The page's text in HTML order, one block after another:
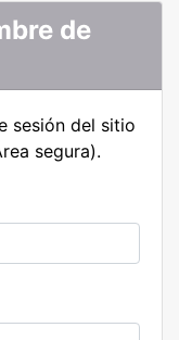
de
sesión del sitio
segura).